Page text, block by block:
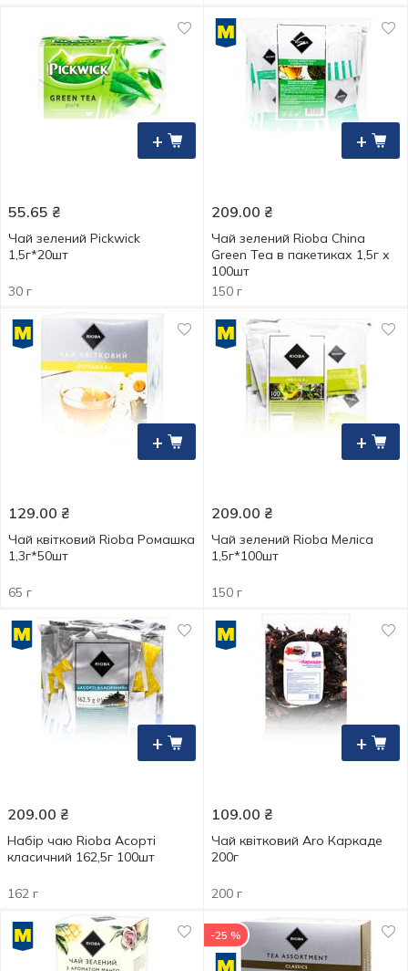
+
55.65 ₴
Чай зелений Pickwick
1,5г*20шт
30 г
+
209.00 ₴
Чай зелений Rioba China
Green Tea в пакетиках 1,5г х
100шт
150 г
+
129.00 ₴
Чай квітковий Rioba Ромашка
1,3г*50шт
65 г
+
209.00 ₴
Чай зелений Rioba Меліса
1,5г*100шт
150 г
+
209.00 ₴
Набір чаю Rioba Асорті
класичний 162,5г 100шт
162 г
+
109.00 ₴
Чай квітковий Aro Каркаде
200г
200 г
-25 %